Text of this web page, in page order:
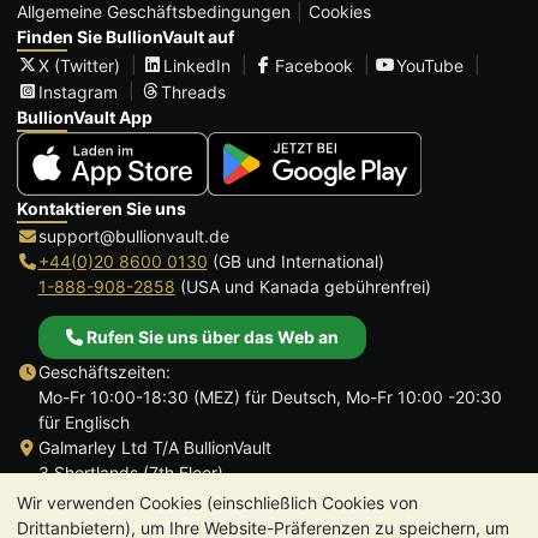
Wir verwenden Cookies (einschließlich Cookies von
Drittanbietern), um Ihre Website-Präferenzen zu speichern, um
Allgemeine Geschäftsbedingungen
Cookies
Finden Sie BullionVault auf
X (Twitter)
LinkedIn Facebook
YouTube
Instagram
Threads
BullionVault App
Kontaktieren Sie uns
support@bullionvault.de
+44(0)20 8600 0130 (GB und International)
1-888-908-2858 (USA und Kanada gebührenfrei)
Rufen Sie uns über das Web an
Geschäftszeiten:
Mo-Fr 10:00-18:30 (MEZ) für Deutsch, Mo-Fr 10:00 -20:30
für Englisch
Galmarley Ltd T/A BullionVault
3 Shortlands (7th Floor)
Hammersmith
London